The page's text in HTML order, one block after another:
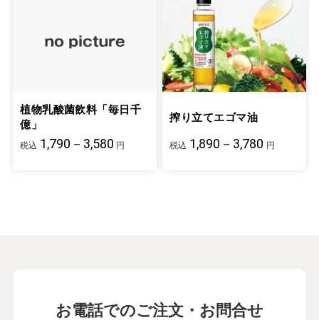
植物乳酸菌飲料「毎日千
億」
税込 1,790－3,580 円
搾り立てエゴマ油
税込 1,890－3,780 円
お電話でのご注文・お問合せ